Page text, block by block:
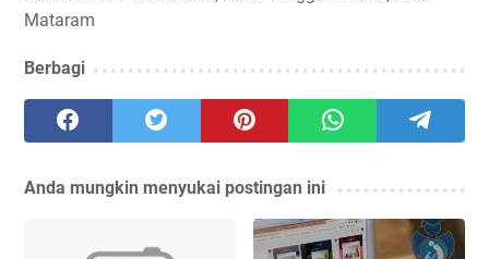
Mataram
Berbagi
Anda mungkin menyukai postingan ini